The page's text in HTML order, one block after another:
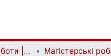
Кваліфікаційні роботи | Qualifying works